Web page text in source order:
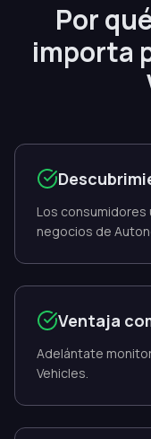
Por
importa
Los
negocios de
Ventaja
Adelántate
Vehicles.